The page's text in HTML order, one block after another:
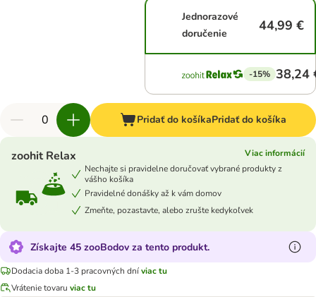
Jednorazové
doručenie
44,99 €
-15% 38,24
Pridať do košíkaPridať do košíka
zoohit Relax
Viac informácií
Nechajte si pravidelne doručovať vybrané produkty z
vášho košíka
Pravidelné donášky až k vám domov
Zmeňte, pozastavte, alebo zrušte kedykoľvek
Získajte 45 zooBodov za tento produkt.
Dodacia doba 1-3 pracovných dníviac tu
Vrátenie tovaru viac tu